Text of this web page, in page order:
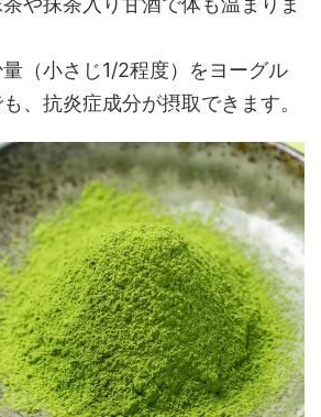
量（小さじ1/2程度）をヨーグル
、抗炎症成分が摂取できます。